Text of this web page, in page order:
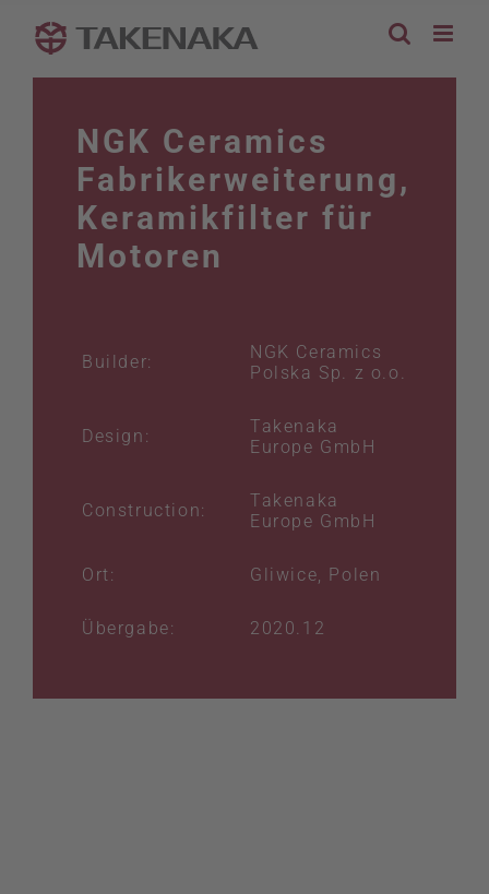
Inhalt
springen
NGK Ceramics
Fabrikerweiterung,
Keramikfilter für
Motoren
Builder:
NGK Ceramics
Polska Sp. z o.o.
Design:
Takenaka
Europe GmbH
Construction:
Takenaka
Europe GmbH
Ort: Gliwice, Polen
Übergabe: 2020.12